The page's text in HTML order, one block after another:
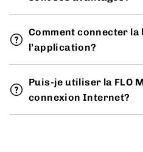
Comment connecter la
l’application?
Puis-je utiliser la FLO
connexion Internet?